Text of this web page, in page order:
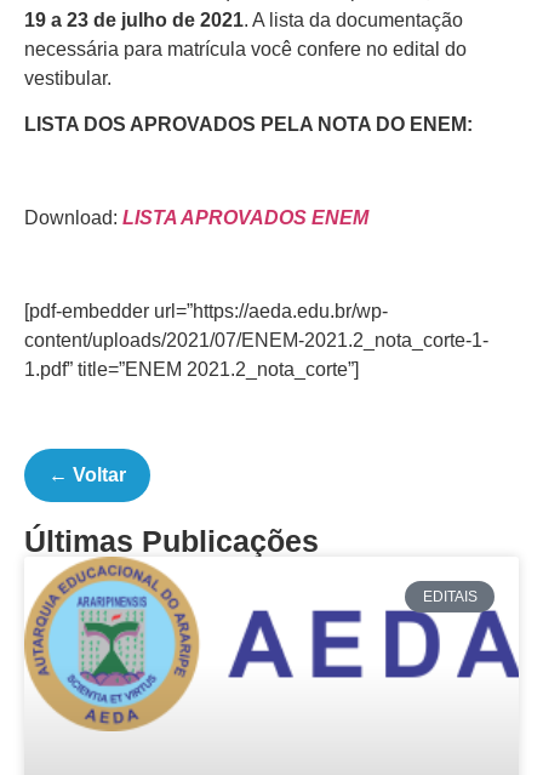
19 a 23 de julho de 2021. A lista da documentação
necessária para matrícula você confere no edital do
vestibular.
LISTA DOS APROVADOS PELA NOTA DO ENEM:
Download: LISTA APROVADOS ENEM
[pdf-embedder url=”https://aeda.edu.br/wp-
content/uploads/2021/07/ENEM-2021.2_nota_corte-1-
1.pdf” title=”ENEM 2021.2_nota_corte”]
← Voltar
Últimas Publicações
EDITAIS